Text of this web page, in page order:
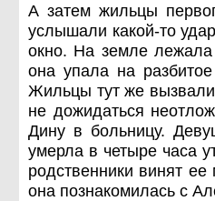
А затем жильцы
услышали какой-то
окно. На земле
она упала на
Жильцы тут же
не дожидаться
Дину в больницу.
умерла в четыре часа
родственники винят
она познакомилась с